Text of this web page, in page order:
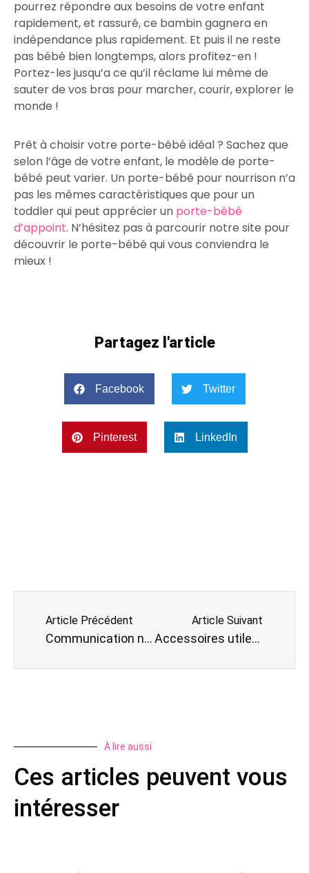
pourrez répondre aux besoins de votre enfant
rapidement, et rassuré, ce bambin gagnera en
indépendance plus rapidement. Et puis il ne reste
pas bébé bien longtemps, alors profitez-en !
Portez-les jusqu’a ce qu’il réclame lui même de
sauter de vos bras pour marcher, courir, explorer le
monde !
Prêt à choisir votre porte-bébé idéal ? Sachez que
selon l’âge de votre enfant, le modèle de porte-
bébé peut varier. Un porte-bébé pour nourrison n’a
pas les mêmes caractéristiques que pour un
toddler qui peut apprécier un porte-bébé
d’appoint. N’hésitez pas à parcourir notre site pour
découvrir le porte-bébé qui vous conviendra le
mieux !
Partagez l'article
Facebook Twitter
Pinterest LinkedIn
Article Précédent
Communication non violente en famille : comment et pourquoi
Article Suivant
Accessoires utiles pour les parents d’enfant de 1 à 4 ans
À lire aussi
Ces articles peuvent vous
intéresser